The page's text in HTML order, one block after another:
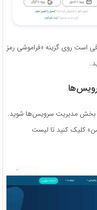
است روی گزینه «فراموشی رمز
بخش مدیریت سرویس‌ها شوید.
کلیک کنید تا لیست